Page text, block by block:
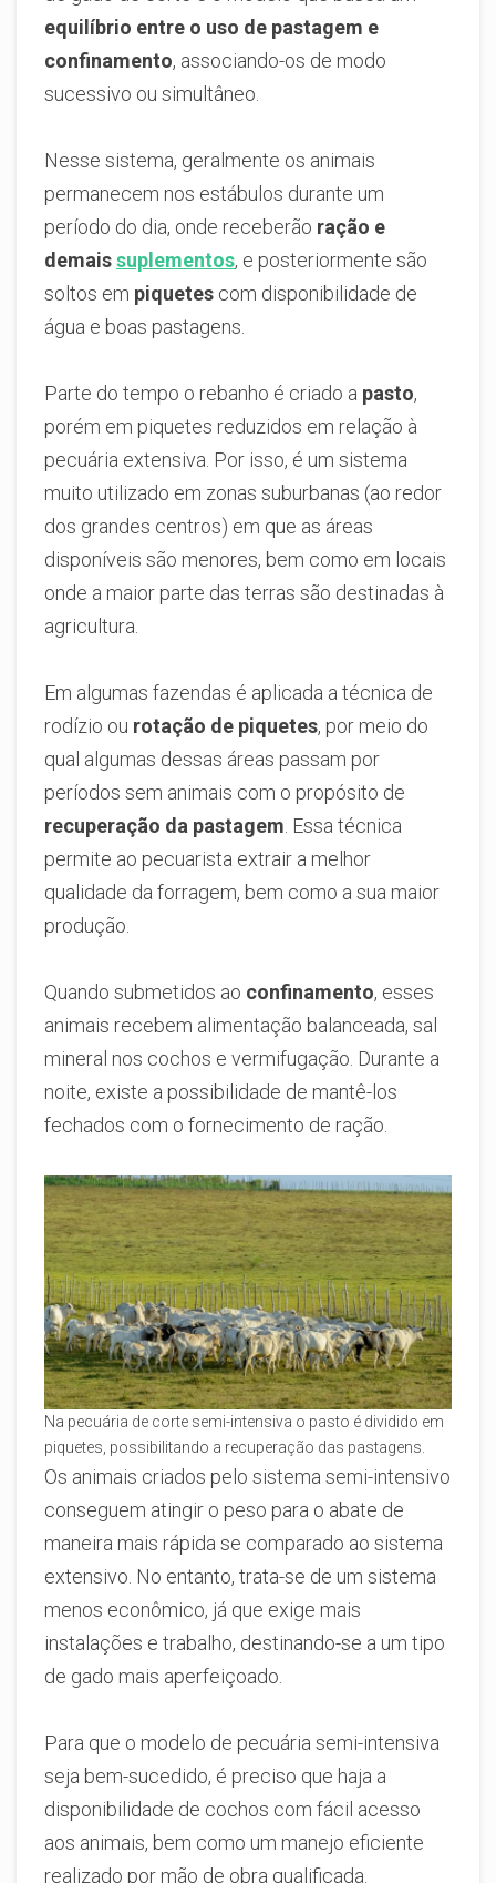
equilíbrio entre o uso de pastagem e
confinamento, associando-os de modo
sucessivo ou simultâneo.
Nesse sistema, geralmente os animais
permanecem nos estábulos durante um
período do dia, onde receberão ração e
demaissuplementos, e posteriormente são
soltos em piquetes com disponibilidade de
água e boas pastagens.
Parte do tempo o rebanho é criado a pasto,
porém em piquetes reduzidos em relação à
pecuária extensiva. Por isso, é um sistema
muito utilizado em zonas suburbanas (ao redor
dos grandes centros) em que as áreas
disponíveis são menores, bem como em locais
onde a maior parte das terras são destinadas à
agricultura.
Em algumas fazendas é aplicada a técnica de
rodízio ou rotação de piquetes, por meio do
qual algumas dessas áreas passam por
períodos sem animais com o propósito de
recuperação da pastagem. Essa técnica
permite ao pecuarista extrair a melhor
qualidade da forragem, bem como a sua maior
produção.
Quando submetidos ao confinamento, esses
animais recebem alimentação balanceada, sal
mineral nos cochos e vermifugação. Durante a
noite, existe a possibilidade de mantê-los
fechados com o fornecimento de ração.
Na pecuária de corte semi-intensiva o pasto é dividido em
piquetes, possibilitando a recuperação das pastagens.
Os animais criados pelo sistema semi-intensivo
conseguem atingir o peso para o abate de
maneira mais rápida se comparado ao sistema
extensivo. No entanto, trata-se de um sistema
menos econômico, já que exige mais
instalações e trabalho, destinando-se a um tipo
de gado mais aperfeiçoado.
Para que o modelo de pecuária semi-intensiva
seja bem-sucedido, é preciso que haja a
disponibilidade de cochos com fácil acesso
aos animais, bem como um manejo eficiente
realizado por mão de obra qualificada.